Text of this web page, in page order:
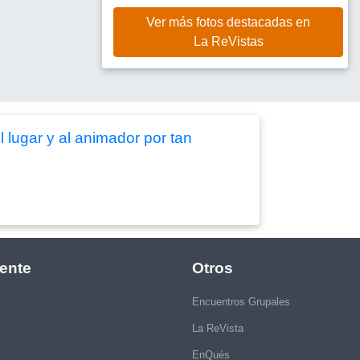
Ver más fotos destacadas en
La ReVistas
y al animador por tan
Otros
Encuentros Grupales
La ReVista
EnQués